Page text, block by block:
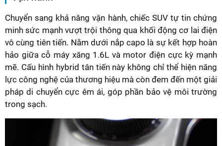
Chuyển sang khả năng vận hành, chiếc SUV tự tin chứng
minh sức mạnh vượt trội thông qua khối động cơ lai điện
vô cùng tiên tiến. Nằm dưới nắp capo là sự kết hợp hoàn
hảo giữa cỗ máy xăng 1.6L và motor điện cực kỳ mạnh
mẽ. Cấu hình hybrid tân tiến này không chỉ thể hiện năng
lực công nghệ của thương hiệu mà còn đem đến một giải
pháp di chuyển cực êm ái, góp phần bảo vệ môi trường
trong sạch.